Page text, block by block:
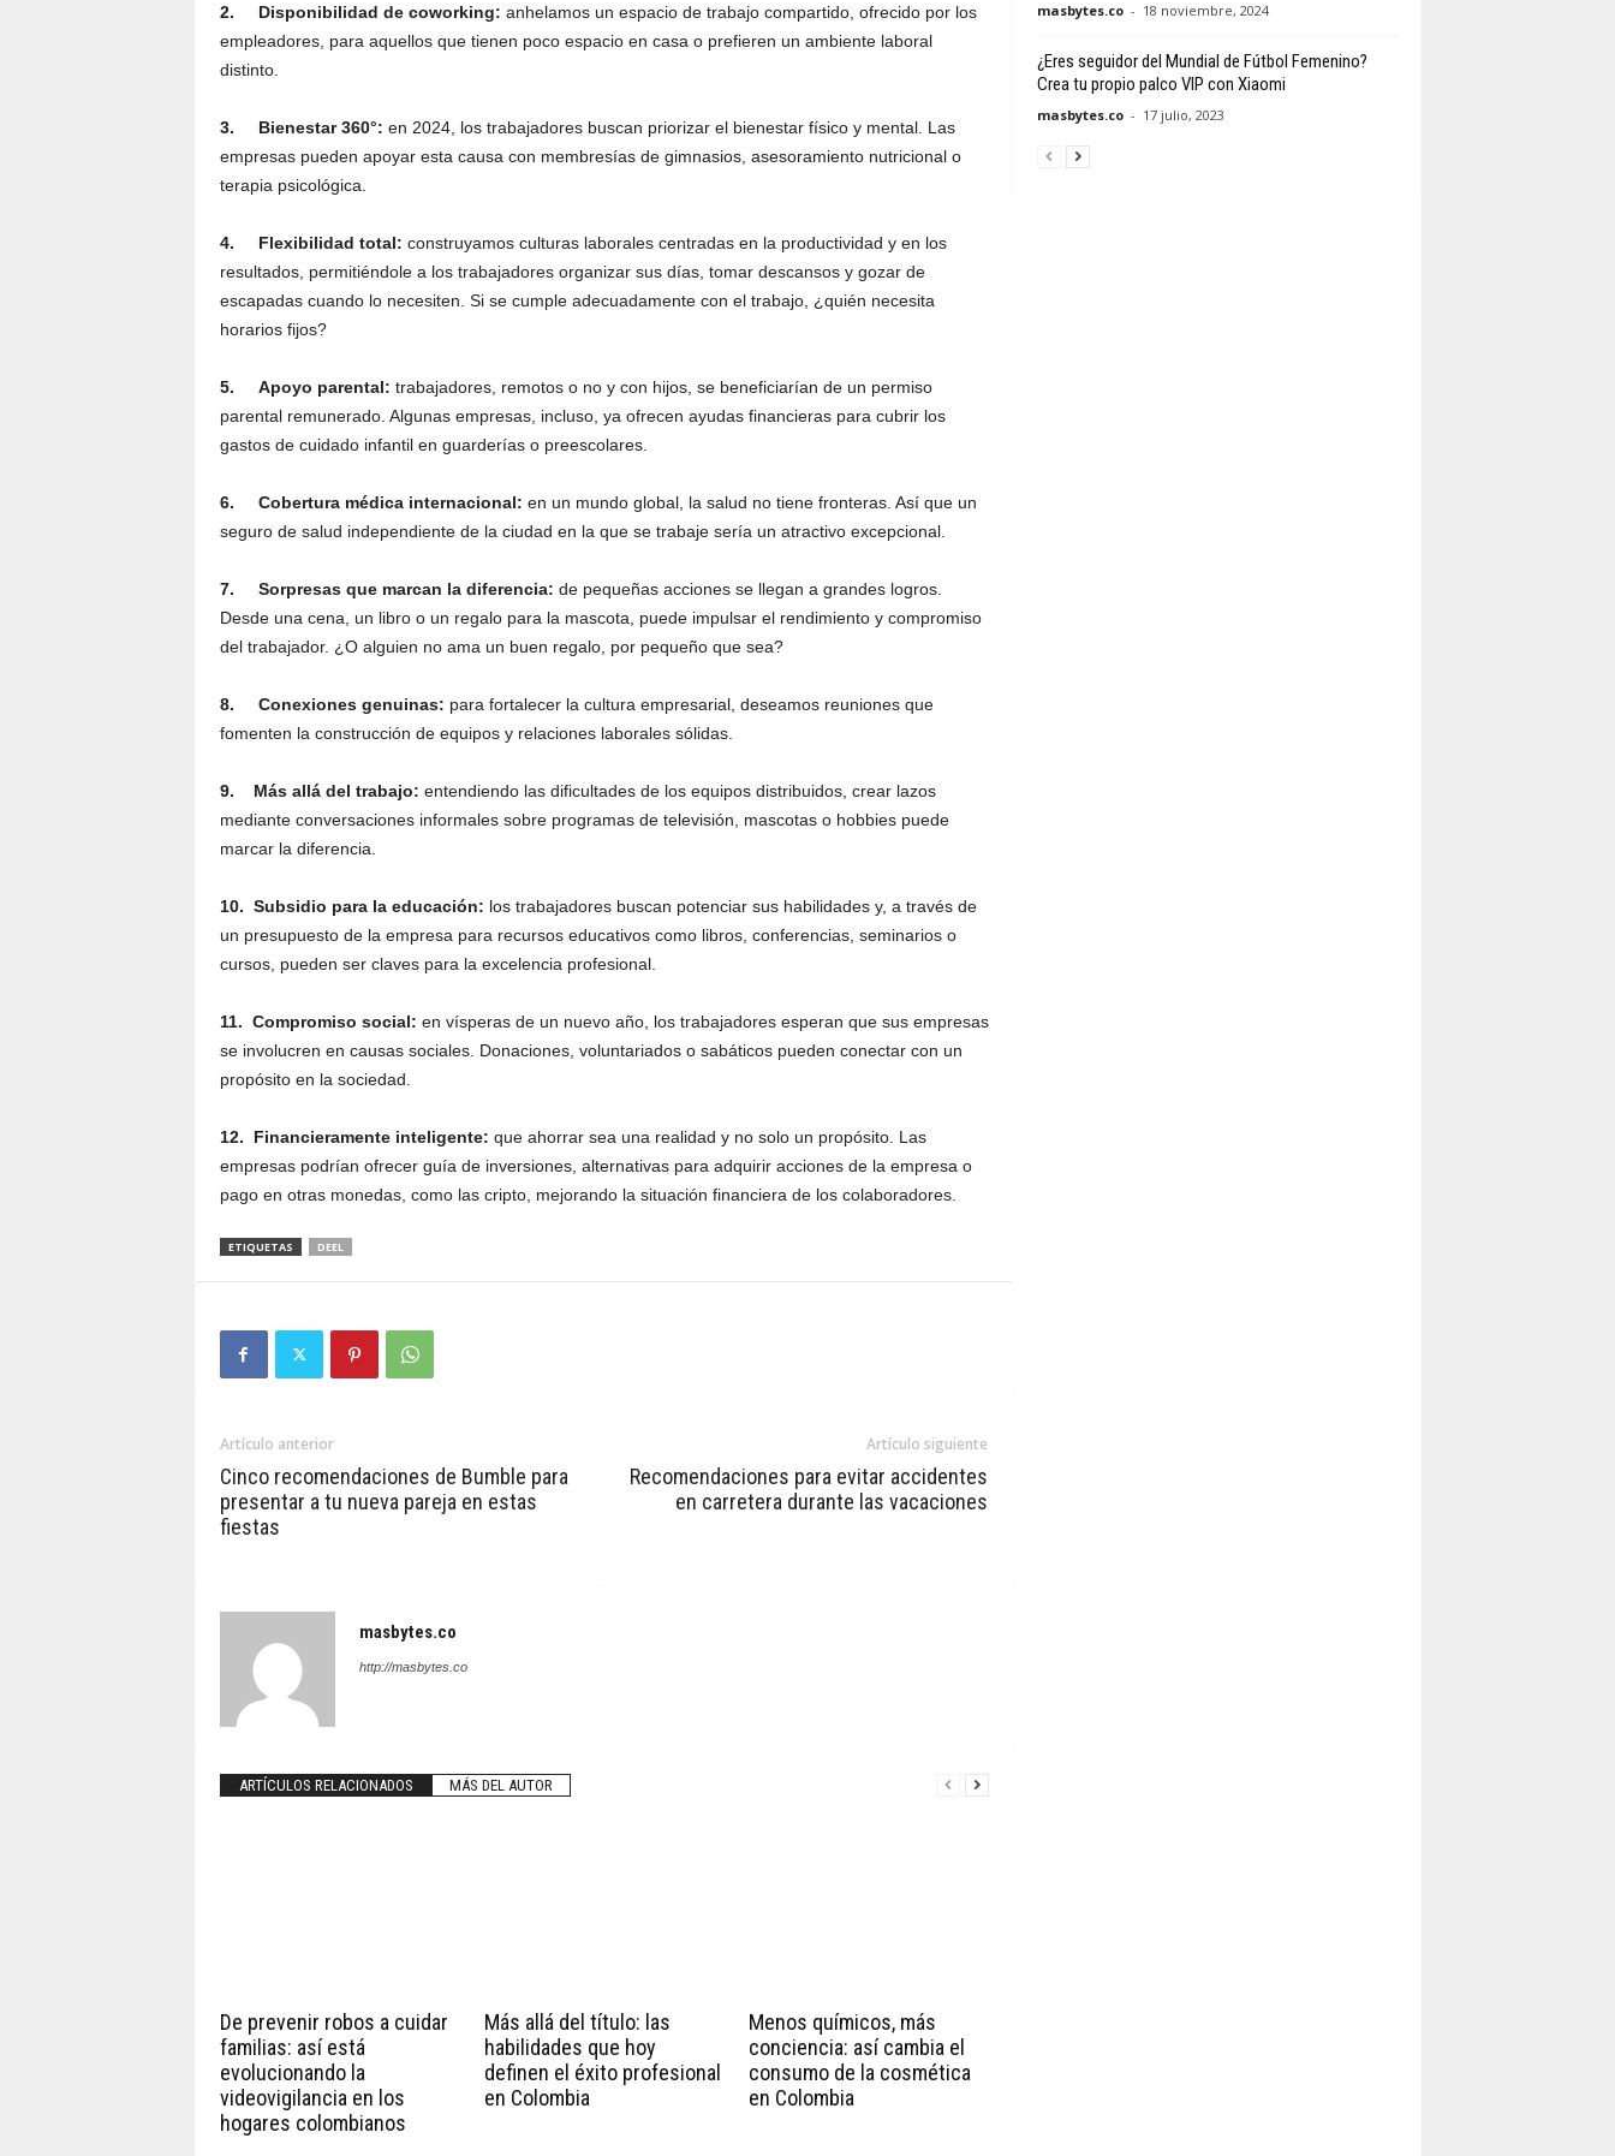
2. Disponibilidad de coworking: anhelamos un espacio de trabajo compartido, ofrecido por los
empleadores, para aquellos que tienen poco espacio en casa o prefieren un ambiente laboral
distinto.
3. Bienestar 360°: en 2024, los trabajadores buscan priorizar el bienestar físico y mental. Las
empresas pueden apoyar esta causa con membresías de gimnasios, asesoramiento nutricional o
terapia psicológica.
4. Flexibilidad total: construyamos culturas laborales centradas en la productividad y en los
resultados, permitiéndole a los trabajadores organizar sus días, tomar descansos y gozar de
escapadas cuando lo necesiten. Si se cumple adecuadamente con el trabajo, ¿quién necesita
horarios fijos?
5. Apoyo parental: trabajadores, remotos o no y con hijos, se beneficiarían de un permiso
parental remunerado. Algunas empresas, incluso, ya ofrecen ayudas financieras para cubrir los
gastos de cuidado infantil en guarderías o preescolares.
6. Cobertura médica internacional: en un mundo global, la salud no tiene fronteras. Así que un
seguro de salud independiente de la ciudad en la que se trabaje sería un atractivo excepcional.
7. Sorpresas que marcan la diferencia: de pequeñas acciones se llegan a grandes logros.
Desde una cena, un libro o un regalo para la mascota, puede impulsar el rendimiento y compromiso
del trabajador. ¿O alguien no ama un buen regalo, por pequeño que sea?
8. Conexiones genuinas: para fortalecer la cultura empresarial, deseamos reuniones que
fomenten la construcción de equipos y relaciones laborales sólidas.
9. Más allá del trabajo: entendiendo las dificultades de los equipos distribuidos, crear lazos
mediante conversaciones informales sobre programas de televisión, mascotas o hobbies puede
marcar la diferencia.
10. Subsidio para la educación: los trabajadores buscan potenciar sus habilidades y, a través de
un presupuesto de la empresa para recursos educativos como libros, conferencias, seminarios o
cursos, pueden ser claves para la excelencia profesional.
11. Compromiso social: en vísperas de un nuevo año, los trabajadores esperan que sus empresas
se involucren en causas sociales. Donaciones, voluntariados o sabáticos pueden conectar con un
propósito en la sociedad.
12. Financieramente inteligente: que ahorrar sea una realidad y no solo un propósito. Las
empresas podrían ofrecer guía de inversiones, alternativas para adquirir acciones de la empresa o
pago en otras monedas, como las cripto, mejorando la situación financiera de los colaboradores.
ETIQUETAS DEEL
Artículo anterior
Cinco recomendaciones de Bumble para
presentar a tu nueva pareja en estas
fiestas
Artículo siguiente
Recomendaciones para evitar accidentes
en carretera durante las vacaciones
masbytes.co
http://masbytes.co
ARTÍCULOS RELACIONADOS MÁS DEL AUTOR
De prevenir robos a cuidar
familias: así está
evolucionando la
videovigilancia en los
hogares colombianos
Más allá del título: las
habilidades que hoy
definen el éxito profesional
en Colombia
Menos químicos, más
conciencia: así cambia el
consumo de la cosmética
en Colombia
masbytes.co - 18 noviembre, 2024
¿Eres seguidor del Mundial de Fútbol Femenino?
Crea tu propio palco VIP con Xiaomi
masbytes.co - 17 julio, 2023